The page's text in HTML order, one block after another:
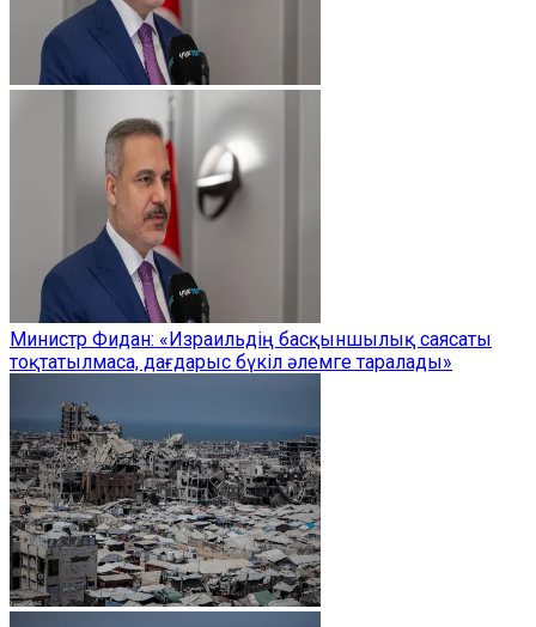
Министр Фидан: «Израильдің басқыншылық саясаты
тоқтатылмаса, дағдарыс бүкіл әлемге таралады»